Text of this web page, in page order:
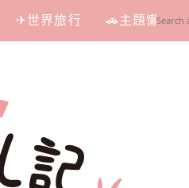
✈世界旅行 🚗主題懶人包